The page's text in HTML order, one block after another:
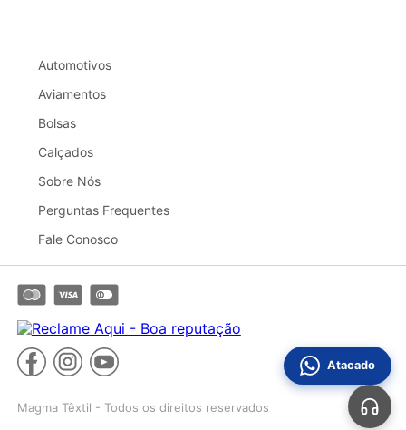
Automotivos
Aviamentos
Bolsas
Calçados
Sobre Nós
Perguntas Frequentes
Fale Conosco
Magma Têxtil - Todos os direitos reservados
Atacado